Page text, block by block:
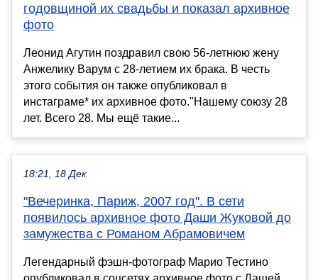
годовщиной их свадьбы и показал архивное
фото
Леонид Агутин поздравил свою 56-летнюю жену
Анжелику Варум с 28-летием их брака. В честь
этого события он также опубликовал в
инстаграме* их архивное фото."Нашему союзу 28
лет. Всего 28. Мы ещё такие...
18:21, 18 Дек
"Вечеринка, Париж, 2007 год". В сети
появилось архивное фото Даши Жуковой до
замужества с Романом Абрамовичем
Легендарный фэшн-фотограф Марио Тестино